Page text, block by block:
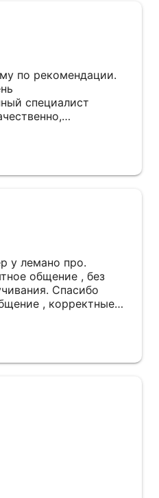
попросил швабру,
за собой!)
положительные
и персоналу, будем
по рекомендации.
специалист
варианты !
за его работу!
у лемано про.
общение , без
Спасибо
, дельные
довольны